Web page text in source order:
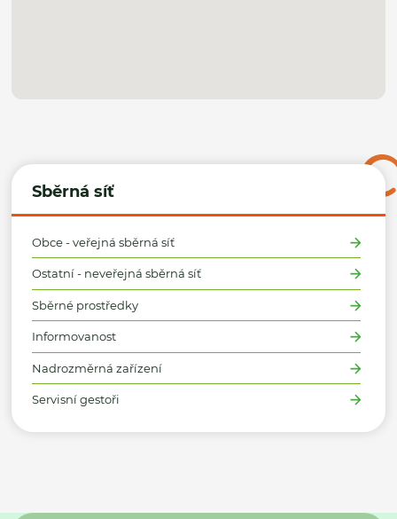
Sběrná síť
Obce - veřejná sběrná síť
Ostatní - neveřejná sběrná síť
Sběrné prostředky
Informovanost
Nadrozměrná zařízení
Servisní gestoři